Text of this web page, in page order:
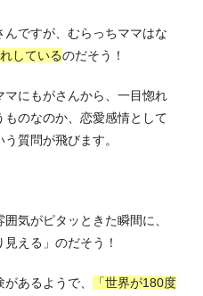
んですが、むらっちママはな
しているのだそう！
にもがさんから、一目惚れ
のなのか、恋愛感情として
質問が飛びます。
気がピタッときた瞬間に、
える」のだそう！
あるようで、
「世界が180度